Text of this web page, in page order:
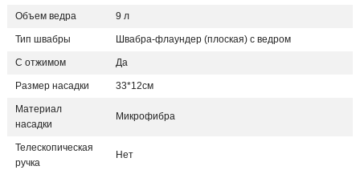
Объем ведра 9 л
Тип швабры Швабра-флаундер (плоская) с ведром
С отжимом Да
Размер насадки 33*12см
Материал
насадки
Микрофибра
Телескопическая
ручка
Нет